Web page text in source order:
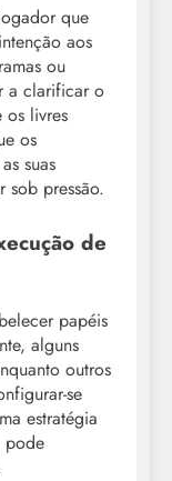
que
aos
ou
a clarificar o
os livres
os
suas
sob pressão.
de
papéis
alguns
outros
se
estratégia
pode